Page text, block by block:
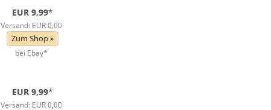
EUR 9,99*
Versand: EUR 0,00
Zum Shop »
bei Ebay*
EUR 9,99*
Versand: EUR 0,00